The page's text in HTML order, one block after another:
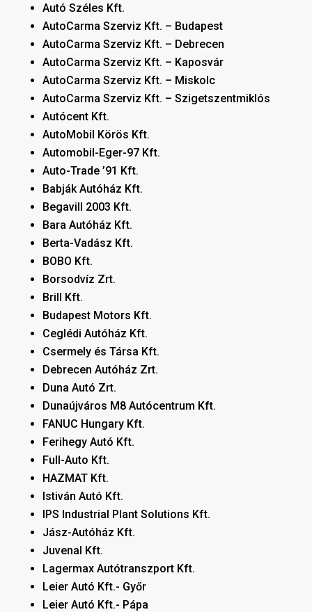
Autó Széles Kft.
AutoCarma Szerviz Kft. – Budapest
AutoCarma Szerviz Kft. – Debrecen
AutoCarma Szerviz Kft. – Kaposvár
AutoCarma Szerviz Kft. – Miskolc
AutoCarma Szerviz Kft. – Szigetszentmiklós
Autócent Kft.
AutoMobil Körös Kft.
Automobil-Eger-97 Kft.
Auto-Trade ’91 Kft.
Babják Autóház Kft.
Begavill 2003 Kft.
Bara Autóház Kft.
Berta-Vadász Kft.
BOBO Kft.
Borsodvíz Zrt.
Brill Kft.
Budapest Motors Kft.
Ceglédi Autóház Kft.
Csermely és Társa Kft.
Debrecen Autóház Zrt.
Duna Autó Zrt.
Dunaújváros M8 Autócentrum Kft.
FANUC Hungary Kft.
Ferihegy Autó Kft.
Full-Auto Kft.
HAZMAT Kft.
Istiván Autó Kft.
IPS Industrial Plant Solutions Kft.
Jász-Autóház Kft.
Juvenal Kft.
Lagermax Autótranszport Kft.
Leier Autó Kft.- Győr
Leier Autó Kft.- Pápa